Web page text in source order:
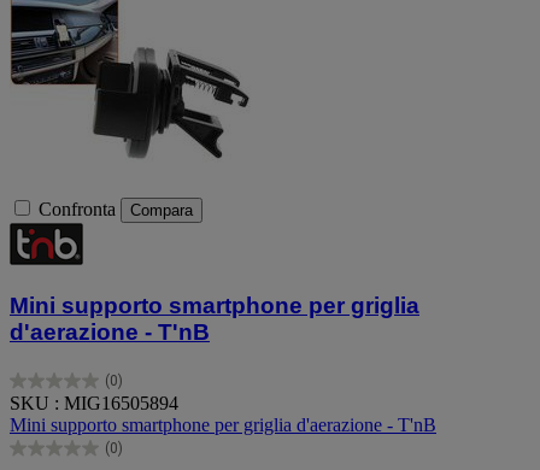
Confronta Compara
Mini supporto smartphone per griglia
d'aerazione - T'nB
(0)
0.0
su
5
stelle.
SKU : MIG16505894
Mini supporto smartphone per griglia d'aerazione - T'nB
(0)
0.0